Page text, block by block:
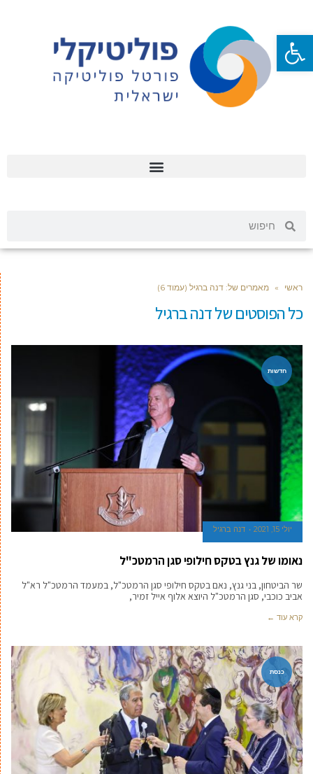
ראשי » מאמרים של: דנה ברגיל (עמוד 6)
כל הפוסטים שלדנה ברגיל
חדשות
יולי 15, 2021 דנה ברגיל
נאומו של גנץ בטקס חילופי סגן הרמטכ"ל
שר הביטחון, בני גנץ, נאם בטקס חילופי סגן הרמטכ"ל, במעמד הרמטכ"ל רא"ל
אביב כוכבי, סגן הרמטכ"ל היוצא אלוף אייל זמיר,
קרא עוד ←
כנסת
פתח סרגל נגישות